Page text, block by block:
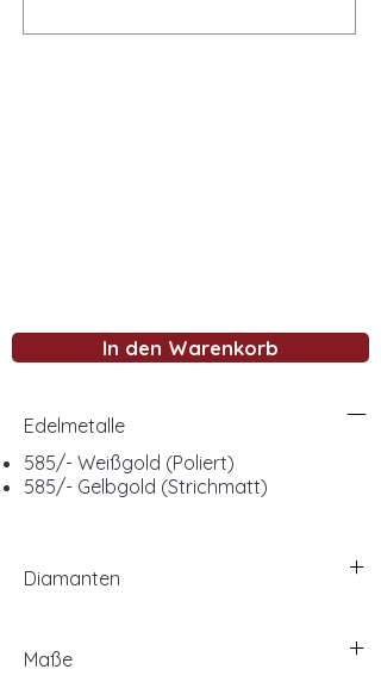
In den Warenkorb
Edelmetalle
585/- Weißgold (Poliert)
585/- Gelbgold (Strichmatt)
Diamanten
Maße